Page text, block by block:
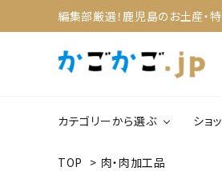
編集部厳選！鹿児島のお土産・
カテゴリーから選ぶ ショ
TOP > 肉・肉加工品